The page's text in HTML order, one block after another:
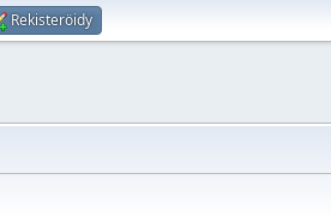
Rekisteröidy